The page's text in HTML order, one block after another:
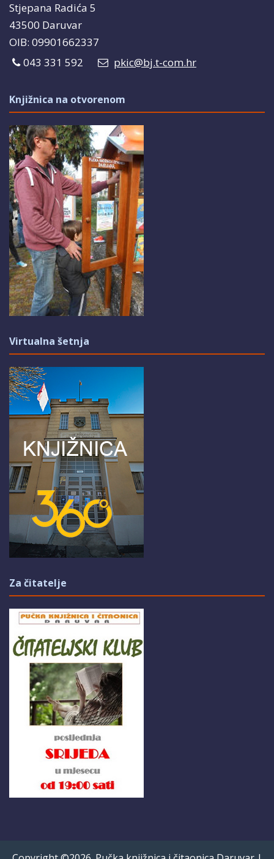
Stjepana Radića 5
43500 Daruvar
OIB: 09901662337
043 331 592
pkic@bj.t-com.hr
Knjižnica na otvorenom
Virtualna šetnja
Za čitatelje